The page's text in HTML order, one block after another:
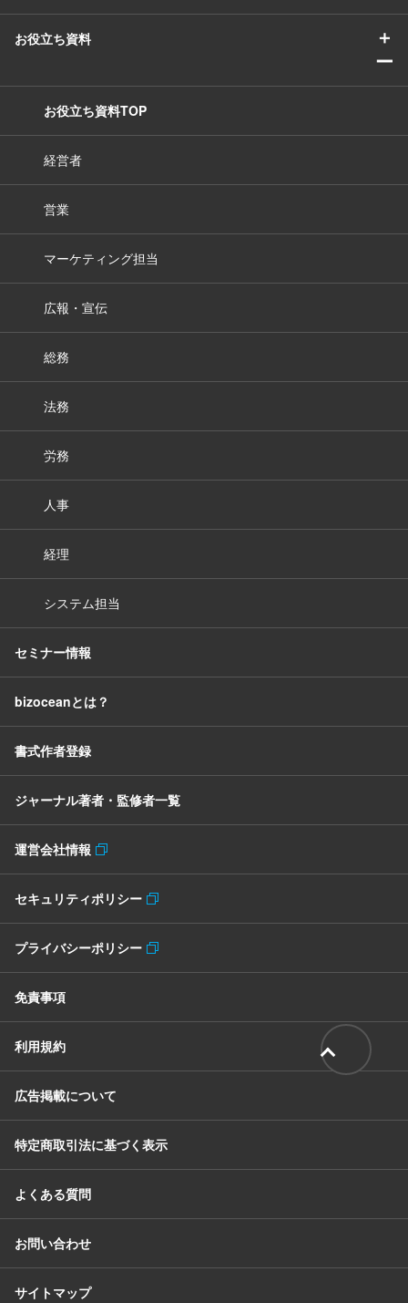
お役立ち資料
＋
ー
お役立ち資料TOP
経営者
営業
マーケティング担当
広報・宣伝
総務
法務
労務
人事
経理
システム担当
セミナー情報
bizoceanとは？
書式作者登録
ジャーナル著者・監修者一覧
運営会社情報
セキュリティポリシー
プライバシーポリシー
免責事項
利用規約
広告掲載について
特定商取引法に基づく表示
よくある質問
お問い合わせ
サイトマップ